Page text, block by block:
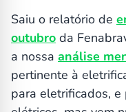
Saiu o relatório de
outubro da
a nossa análise
pertinente à
para eletrificados,